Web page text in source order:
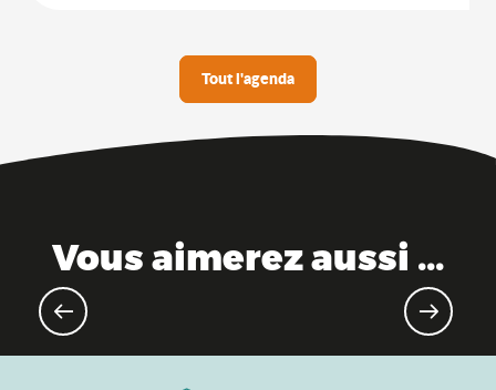
Tout l'agenda
Vous aimerez aussi ...
Evènements pour les enfants